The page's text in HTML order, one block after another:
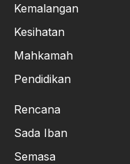
Kemalangan
Kesihatan
Mahkamah
Pendidikan
Rencana
Sada Iban
Semasa